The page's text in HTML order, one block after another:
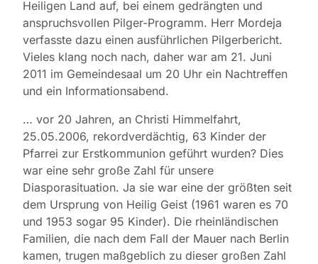
Heiligen Land auf, bei einem gedrängten und
anspruchsvollen Pilger-Programm. Herr Mordeja
verfasste dazu einen ausführlichen Pilgerbericht.
Vieles klang noch nach, daher war am 21. Juni
2011 im Gemeindesaal um 20 Uhr ein Nachtreffen
und ein Informationsabend.
… vor 20 Jahren, an Christi Himmelfahrt,
25.05.2006, rekordverdächtig, 63 Kinder der
Pfarrei zur Erstkommunion geführt wurden? Dies
war eine sehr große Zahl für unsere
Diasporasituation. Ja sie war eine der größten seit
dem Ursprung von Heilig Geist (1961 waren es 70
und 1953 sogar 95 Kinder). Die rheinländischen
Familien, die nach dem Fall der Mauer nach Berlin
kamen, trugen maßgeblich zu dieser großen Zahl